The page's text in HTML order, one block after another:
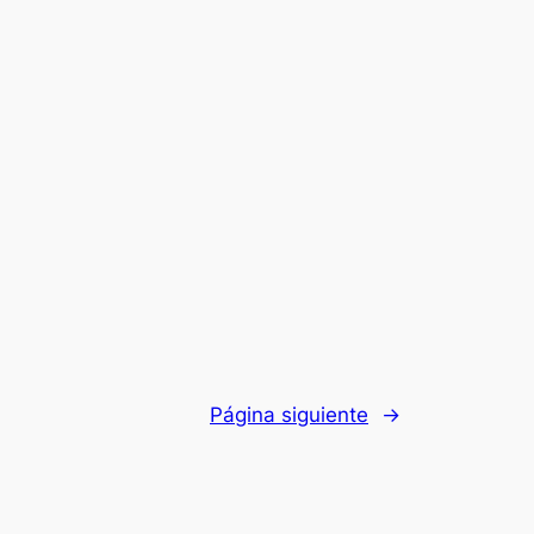
Página siguiente →